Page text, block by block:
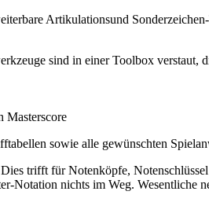
Artikulationsund
sind in einer Toolbox verstaut,
Masterscore
sowie alle gewünschten
trifft für Notenköpfe,
Notation nichts im Weg. Wesentliche